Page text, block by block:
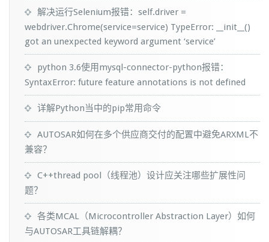
解决运行Selenium报错：self.driver =
webdriver.Chrome(service=service) TypeError: __init__()
got an unexpected keyword argument ‘service’
python 3.6使用mysql-connector-python报错：
SyntaxError: future feature annotations is not defined
详解Python当中的pip常用命令
AUTOSAR如何在多个供应商交付的配置中避免ARXML不
兼容？
C++thread pool（线程池）设计应关注哪些扩展性问
题？
各类MCAL（Microcontroller Abstraction Layer）如何
与AUTOSAR工具链解耦？